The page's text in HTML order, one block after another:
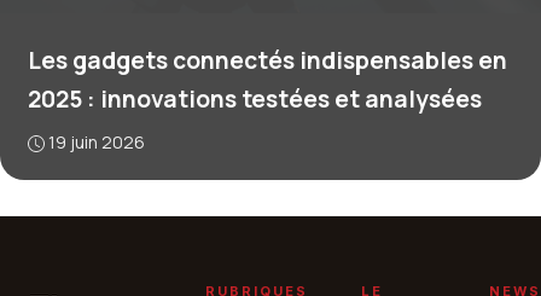
Les gadgets connectés indispensables en
2025 : innovations testées et analysées
19 juin 2026
RUBRIQUES
LE